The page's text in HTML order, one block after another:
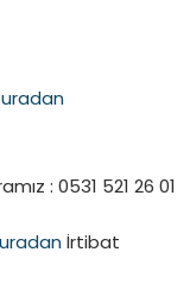
: 0531 521 26 01
İrtibat